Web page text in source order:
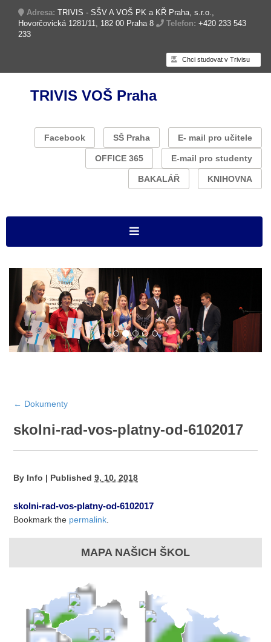
Adresa: TRIVIS - SŠV A VOŠ PK a KŘ Praha, s.r.o.,
Hovorčovická 1281/11, 182 00 Praha 8
Telefon: +420 233 543
233
Chci studovat v Trivisu
TRIVIS VOŠ Praha
Facebook SŠ Praha E- mail pro učitele
OFFICE 365 E-mail pro studenty
BAKALÁŘ KNIHOVNA
← Dokumenty
skolni-rad-vos-platny-od-6102017
By Info | Published 9. 10. 2018
skolni-rad-vos-platny-od-6102017
Bookmark the permalink
MAPA NAŠICH ŠKOL